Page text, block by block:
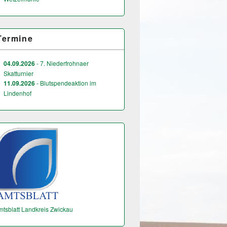
04.09.2026- 7. Niederfrohnaer
Skatturnier
11.09.2026- Blutspendeaktion im
Lindenhof
Landkreis Zwickau